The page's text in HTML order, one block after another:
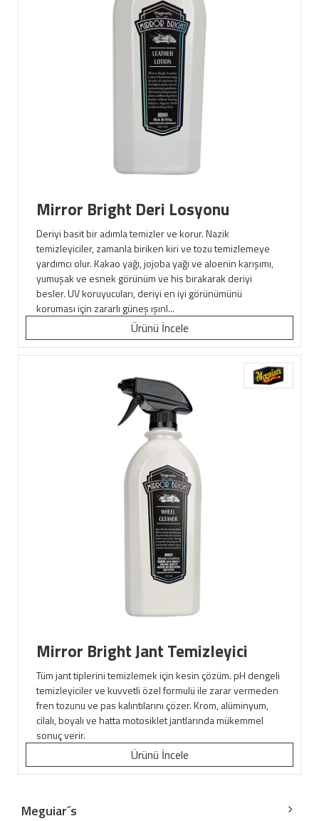
Mirror Bright Deri Losyonu
Deriyi basit bir adımla temizler ve korur. Nazik
temizleyiciler, zamanla biriken kiri ve tozu temizlemeye
yardımcı olur. Kakao yağı, jojoba yağı ve aloenin karışımı,
yumuşak ve esnek görünüm ve his bırakarak deriyi
besler. UV koruyucuları, deriyi en iyi görünümünü
koruması için zararlı güneş ışınl...
Ürünü İncele
Mirror Bright Jant Temizleyici
Tüm jant tiplerini temizlemek için kesin çözüm. pH dengeli
temizleyiciler ve kuvvetli özel formulü ile zarar vermeden
fren tozunu ve pas kalıntılarını çözer. Krom, alüminyum,
cilalı, boyalı ve hatta motosiklet jantlarında mükemmel
sonuç verir.
Ürünü İncele
Meguiar´s